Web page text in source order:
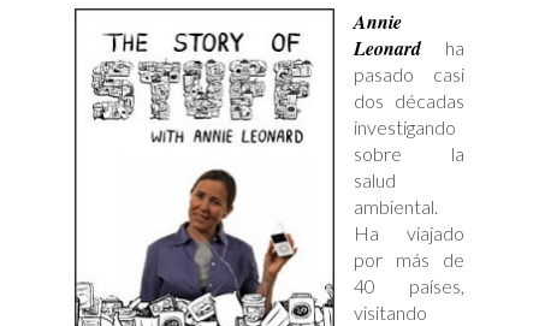
Annie
Leonard
ha
pasado casi
dos décadas
investigando
sobre la
salud
ambiental.
Ha viajado
por más de
40 países,
visitando